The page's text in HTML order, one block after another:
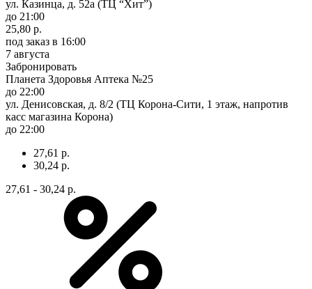
ул. Казинца, д. 52а (ТЦ “Хит”)
до 21:00
25,80 р.
под заказ в 16:00
7 августа
Забронировать
Планета Здоровья Аптека №25
до 22:00
ул. Денисовская, д. 8/2 (ТЦ Корона-Сити, 1 этаж, напротив
касс магазина Корона)
до 22:00
27,61 р.
30,24 р.
27,61 - 30,24 р.